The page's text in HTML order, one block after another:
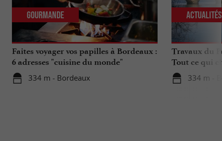
Faites voyager vos papilles à Bordeaux :
6 adresses "cuisine du monde"
334 m - Bordeaux
Gourmande
Travaux du
Tout ce qui
334 m -
Actualités